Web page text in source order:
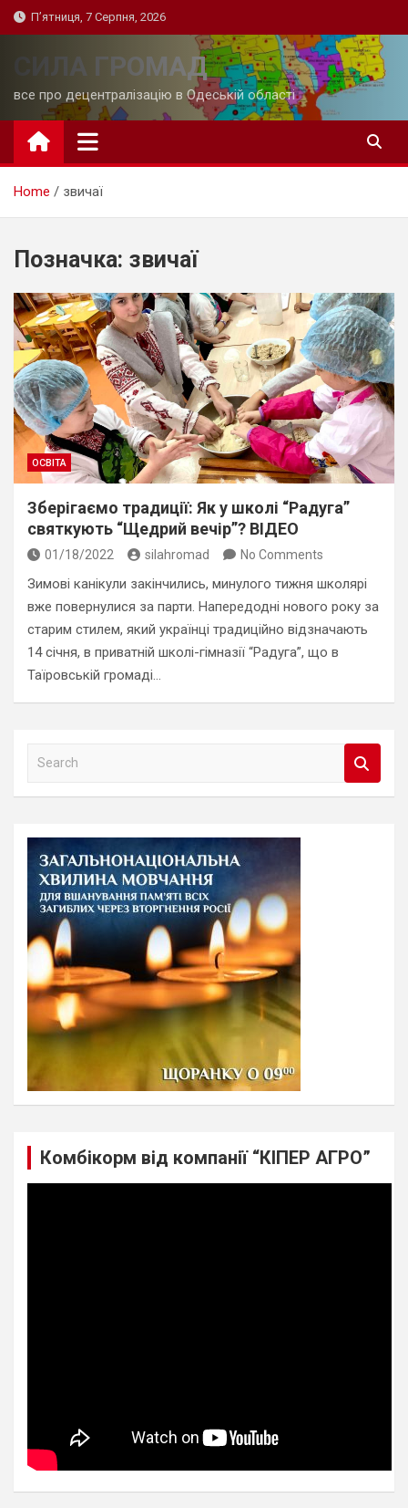
Skip
to
П’ятниця, 7 Серпня, 2026
СИЛА ГРОМАД
все про децентралізацію в Одеській області
Home звичаї
Позначка: звичаї
ОСВІТА
Зберігаємо традиції: Як у школі “Радуга”
святкують “Щедрий вечір”? ВІДЕО
01/18/2022 silahromad No Comments
Зимові канікули закінчились, минулого тижня школярі
вже повернулися за парти. Напередодні нового року за
старим стилем, який українці традиційно відзначають
14 січня, в приватній школі-гімназії “Радуга”, що в
Таїровській громаді…
a
Комбікорм від компанії “КІПЕР АГРО”